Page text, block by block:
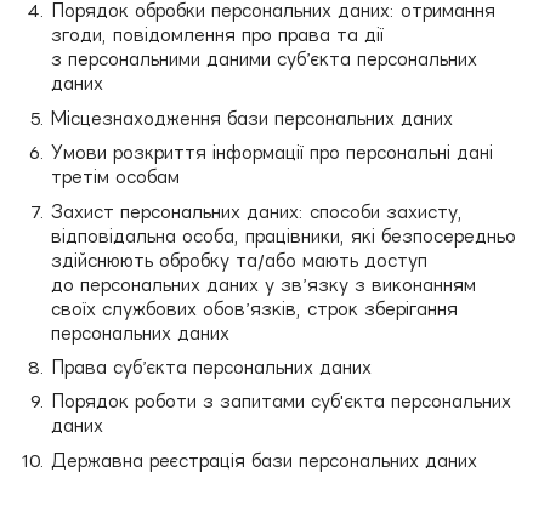
Порядок обробки персональних даних: отримання
згоди, повідомлення про права та дії
з персональними даними суб’єкта персональних
даних
Місцезнаходження бази персональних даних
Умови розкриття інформації про персональні дані
третім особам
Захист персональних даних: способи захисту,
відповідальна особа, працівники, які безпосередньо
здійснюють обробку та/або мають доступ
до персональних даних у зв’язку з виконанням
своїх службових обов’язків, строк зберігання
персональних даних
Права суб’єкта персональних даних
Порядок роботи з запитами суб'єкта персональних
даних
Державна реєстрація бази персональних даних